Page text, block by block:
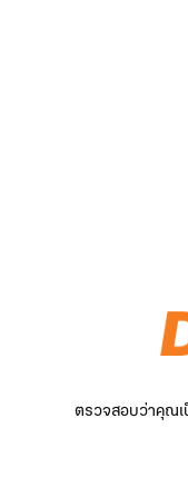
ตรวจสอบว่าคุณเ